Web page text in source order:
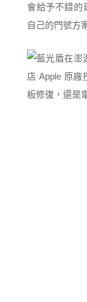
會給予不錯的
自己的門號方